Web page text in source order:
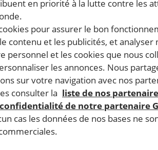
en priorité à la lutte contre les
pour assurer le bon
contenu et les publicités, et analyser
personnel et les cookies que nous
les annonces. Nous
sur votre navigation avec nos
consulter la liste de nos
de notre partenaire
cas les données de nos bases ne